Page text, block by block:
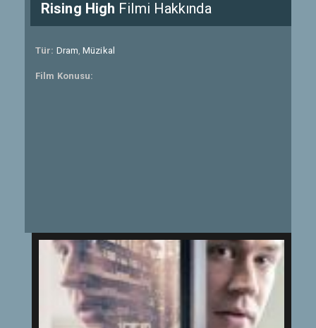
Rising High Filmi Hakkında
Tür: Dram,Müzikal
Film Konusu: